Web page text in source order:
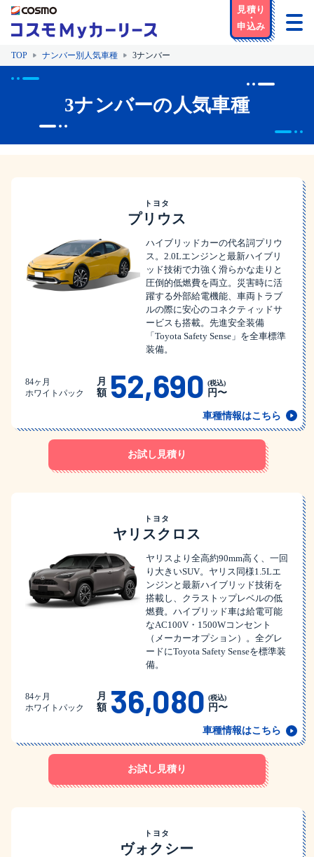
TOP ナンバー別人気車種 3ナンバー
3ナンバーの人気車種
トヨタ
プリウス
ハイブリッドカーの代名詞プリウ
ス。2.0Lエンジンと最新ハイブリ
ッド技術で力強く滑らかな走りと
圧倒的低燃費を両立。災害時に活
躍する外部給電機能、車両トラブ
ルの際に安心のコネクティッドサ
ービスも搭載。先進安全装備
「Toyota Safety Sense」を全車標準
装備。
84ヶ月
ホワイトパック
月
額 52,690 (税込)
円〜
車種情報はこちら
お試し見積り
トヨタ
ヤリスクロス
ヤリスより全高約90mm高く、一回
り大きいSUV。ヤリス同様1.5Lエ
ンジンと最新ハイブリッド技術を
搭載し、クラストップレベルの低
燃費。ハイブリッド車は給電可能
なAC100V・1500Wコンセント
（メーカーオプション）。全グレ
ードにToyota Safety Senseを標準装
備。
84ヶ月
ホワイトパック
月
額 36,080 (税込)
円〜
車種情報はこちら
お試し見積り
トヨタ
ヴォクシー